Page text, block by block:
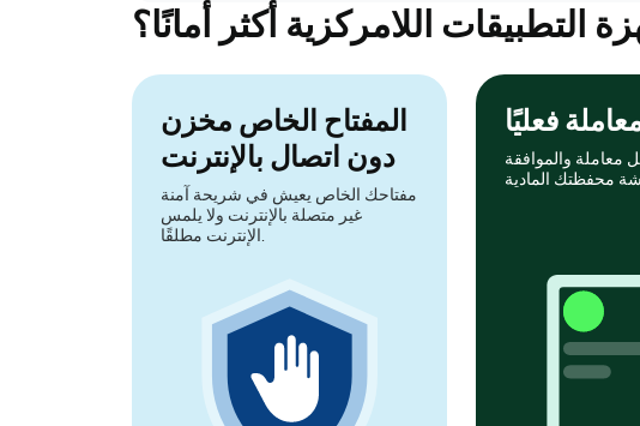
التطبيقات اللامركزية أكثر أمانًا؟
المفتاح الخاص مخزن
دون اتصال بالإنترنت
مفتاحك الخاص يعيش في شريحة آمنة
غير متصلة بالإنترنت ولا يلمس
معاملة والموافقة